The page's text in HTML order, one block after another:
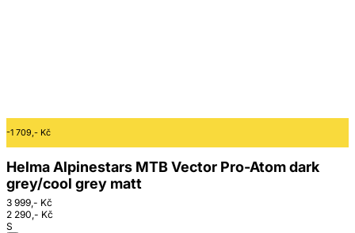
-1 709,- Kč
Helma Alpinestars MTB Vector Pro-Atom dark
grey/cool grey matt
3 999,- Kč
2 290,- Kč
S